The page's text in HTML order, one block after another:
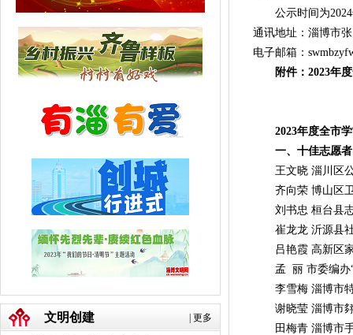
更多
文明创建
公示时间为2024
通讯地址：淄博市
电子邮箱：
附件：2023年
2023年度全市学
一、十佳志愿者
王文晓 淄川区公
齐向荣 博山区卫
刘书忠 桓台县志
崔龙龙 沂源县社
吕艳霞 高新区家
孟 丽 市委编办“
李雪梅 淄博市特
谢晓莹 淄博市翗
田梅青 淄博市手